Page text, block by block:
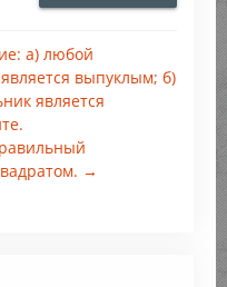
а) любой
выпуклым; б)
является
→